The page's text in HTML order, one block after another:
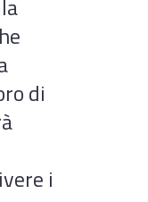
di
i